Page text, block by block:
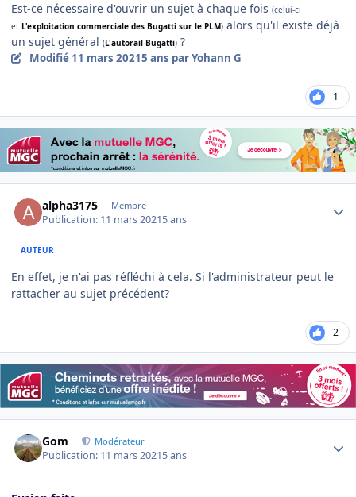
Est-ce nécessaire d'ouvrir un sujet à chaque fois (celui-ci
et L'exploitation commerciale des Bugatti sur le PLM) alors qu'il existe déjà
un sujet général (L'autorail Bugatti) ?
Modifié 11 mars 20215 ans par Yohann G
1
alpha3175 Membre
Publication: 11 mars 20215 ans
AUTEUR
En effet, je n'ai pas réfléchi à cela. Si l'administrateur peut le
rattacher au sujet précédent?
2
Gom Modérateur
Publication: 11 mars 20215 ans